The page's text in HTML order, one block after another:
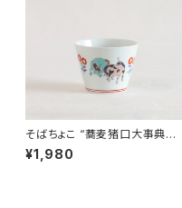
そばちょこ “蕎麦猪口大事典
色絵 ユニコーン” 波佐見焼
¥1,980